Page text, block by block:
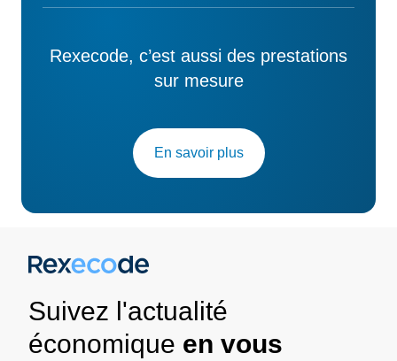
Rexecode, c’est aussi des prestations
sur mesure
En savoir plus
Suivez l'actualité
économique en vous